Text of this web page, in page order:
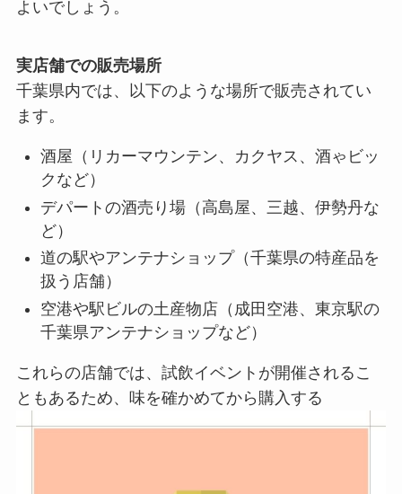
よいでしょう。
実店舗での販売場所
千葉県内では、以下のような場所で販売されてい
ます。
酒屋（リカーマウンテン、カクヤス、酒ゃビッ
クなど）
デパートの酒売り場（高島屋、三越、伊勢丹な
ど）
道の駅やアンテナショップ（千葉県の特産品を
扱う店舗）
空港や駅ビルの土産物店（成田空港、東京駅の
千葉県アンテナショップなど）
これらの店舗では、試飲イベントが開催されるこ
ともあるため、味を確かめてから購入する